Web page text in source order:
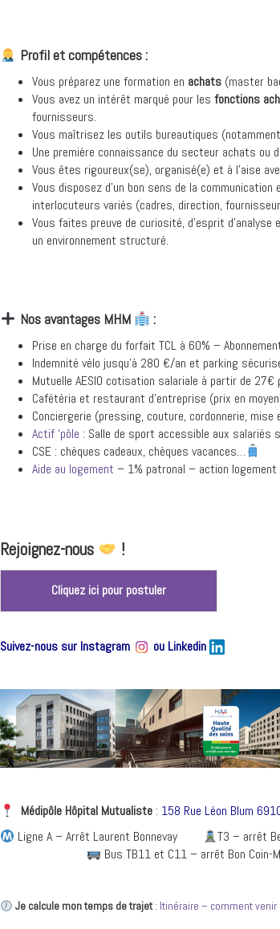
Profil et compétences :
Vous préparez une formation en achats (master
Vous avez un intérêt marqué pour les fonctions
fournisseurs.
Vous maîtrisez les outils bureautiques
Une première connaissance du secteur achats
Vous êtes rigoureux(se), organisé(e) et à l’aise
Vous disposez d’un bon sens de la
interlocuteurs variés (cadres, direction,
Vous faites preuve de curiosité, d’esprit
un environnement structuré.
Nos avantages MHM :
Prise en charge du forfait TCL à 60% –
Indemnité vélo jusqu’à 280 €/an et parking
Mutuelle AESIO cotisation salariale à partir de 27€
Cafétéria et restaurant d’entreprise (prix en
Conciergerie (pressing, couture, cordonnerie,
Actif ‘pôle : Salle de sport accessible aux salariés
CSE : chèques cadeaux, chèques vacances…
Aide au logement – 1% patronal – action logement
Rejoignez-nous !
Cliquez ici pour postuler
Suivez-nous sur Instagram ou Linkedin
Médipôle Hôpital Mutualiste : 158 Rue Léon Blum
Ligne A – Arrêt Laurent Bonnevay
T3 –
Bus TB11 et C11 – arrêt Bon Coin-
Je calcule mon temps de trajet: Itinéraire – comment venir